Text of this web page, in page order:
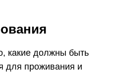
какие должны быть
для проживания и